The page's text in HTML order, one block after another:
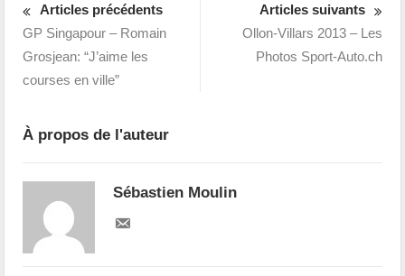
Articles précédents
GP Singapour – Romain
Grosjean: “J’aime les
courses en ville”
Articles suivants
Ollon-Villars 2013 – Les
Photos Sport-Auto.ch
À propos de l'auteur
Sébastien Moulin